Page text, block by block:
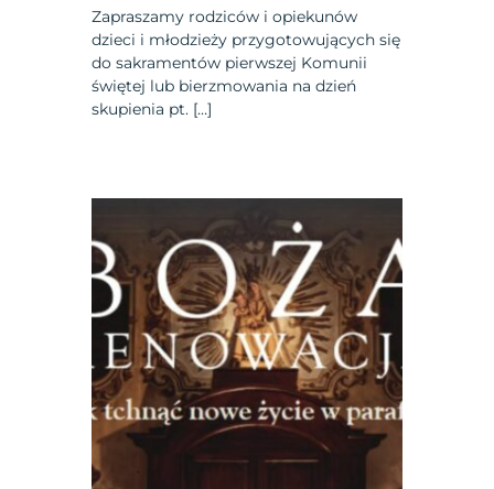
Zapraszamy rodziców i opiekunów
dzieci i młodzieży przygotowujących się
do sakramentów pierwszej Komunii
świętej lub bierzmowania na dzień
skupienia pt. […]